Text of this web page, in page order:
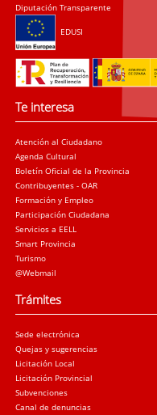
Diputación Transparente
EDUSI
Te interesa
Atención al Ciudadano
Agenda Cultural
Boletín Oficial de la Provincia
Contribuyentes - OAR
Formación y Empleo
Participación Ciudadana
Servicios a EELL
Smart Provincia
Turismo
@Webmail
Trámites
Sede electrónica
Quejas y sugerencias
Licitación Local
Licitación Provincial
Subvenciones
Canal de denuncias